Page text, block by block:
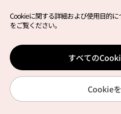
Copyright (c) Korea Tourism
サイトエラー報告公式メール
japanese@knto.or.kr
Cookieに関する詳細および使用目的に
をご覧ください。
すべての
Cookie